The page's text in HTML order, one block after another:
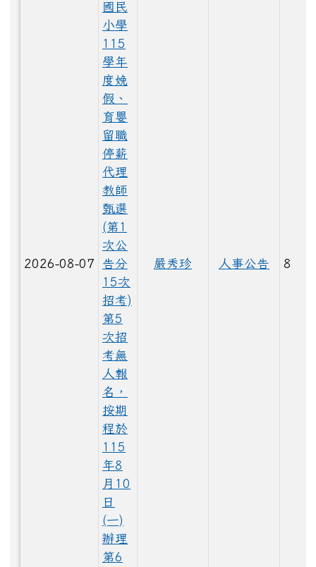
LINE_ALBUM_1150528大頭照_260529_1.jpg
LINE_ALBUM_1150528大頭照_260529_38.jpg
LINE_ALBUM_1150529_260603_22.jpg
LINE_ALBUM_1150529_260603_44.jpg
LINE_ALBUM_1150528大頭照_260529_7.jpg
LINE_ALBUM_1150529_260603_51.jpg
LINE_ALBUM_1150528大頭照_260529_19.jpg
LINE_ALBUM_1150528大頭照_260529_91.jpg
LINE_ALBUM_1150529_260603_25.jpg
LINE_ALBUM_1150529_260603_10.jpg
2026-08-07
國民
小學
115
學年
度娩
假、
育嬰
留職
停薪
代理
教師
甄選
(第1
次公
告分
15次
招考)
第5
次招
考無
人報
名，
按期
程於
115
年8
月10
日
(一)
辦理
第6
嚴秀珍 人事公告 8